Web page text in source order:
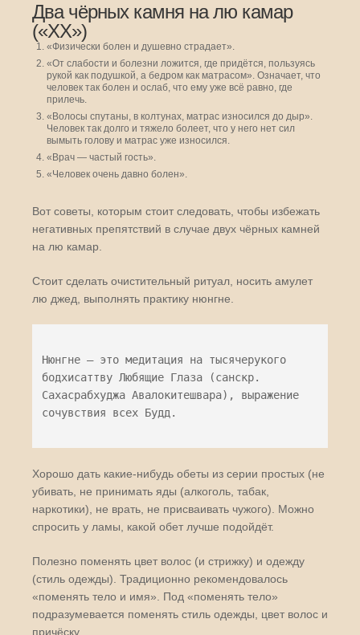
Два чёрных камня на лю камар
(«ХХ»)
«Физически болен и душевно страдает».
«От слабости и болезни ложится, где придётся, пользуясь
рукой как подушкой, а бедром как матрасом». Означает, что
человек так болен и ослаб, что ему уже всё равно, где
прилечь.
«Волосы спутаны, в колтунах, матрас износился до дыр».
Человек так долго и тяжело болеет, что у него нет сил
вымыть голову и матрас уже износился.
«Врач — частый гость».
«Человек очень давно болен».
Вот советы, которым стоит следовать, чтобы избежать
негативных препятствий в случае двух чёрных камней
на лю камар.
Стоит сделать очистительный ритуал, носить амулет
лю джед, выполнять практику нюнгне.
Нюнгне — это медитация на тысячерукого
бодхисаттву Любящие Глаза (санскр.
Сахасрабхуджа Авалокитешвара), выражение
сочувствия всех Будд.
Хорошо дать какие-нибудь обеты из серии простых (не
убивать, не принимать яды (алкоголь, табак,
наркотики), не врать, не присваивать чужого). Можно
спросить у ламы, какой обет лучше подойдёт.
Полезно поменять цвет волос (и стрижку) и одежду
(стиль одежды). Традиционно рекомендовалось
«поменять тело и имя». Под «поменять тело»
подразумевается поменять стиль одежды, цвет волос и
причёску.